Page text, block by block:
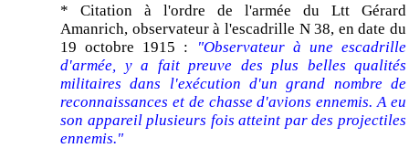
* Citation à l'ordre de l'armée du Ltt Gérard
Amanrich, observateur à l'escadrille N 38, en date du
19 octobre 1915 :
"Observateur à une escadrille
d'armée, y a fait preuve des plus belles qualités
militaires dans l'exécution d'un grand nombre de
reconnaissances et de chasse d'avions ennemis. A eu
son appareil plusieurs fois atteint par des projectiles
ennemis."